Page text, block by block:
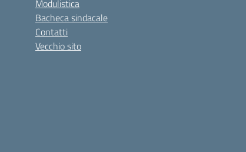
Modulistica
Bacheca sindacale
Contatti
Vecchio sito